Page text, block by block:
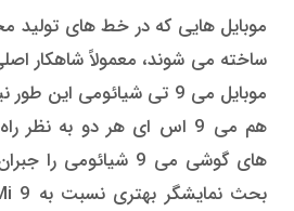
موبایل هایی که در خط های تولید
ساخته می شوند، معمولاً شاهکار
موبایل می 9 تی شیائومی
هم می 9 اس ای هر دو به
های گوشی می 9